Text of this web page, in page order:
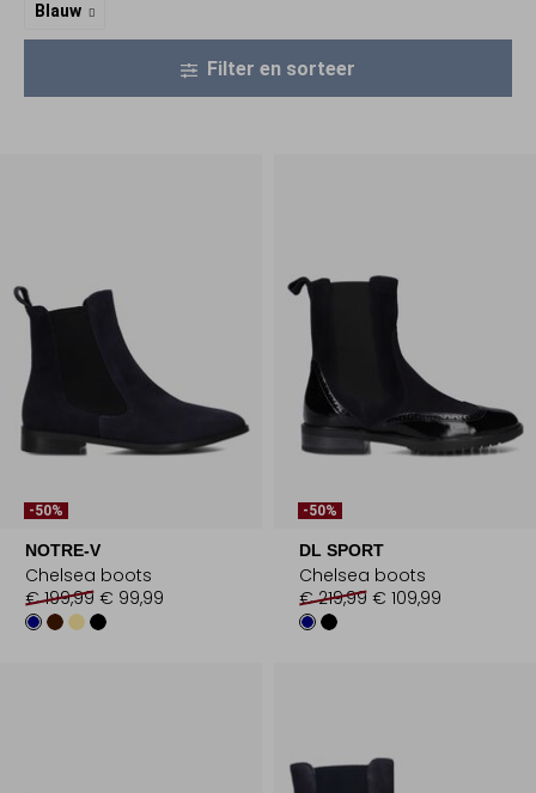
Blauw
Filter en sorteer
-50%
NOTRE-V
Chelsea boots
€ 199,99 € 99,99
-50%
DL SPORT
Chelsea boots
€ 219,99 € 109,99